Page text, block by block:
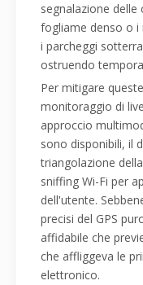
segnalazione
fogliame denso o i
i parcheggi
ostruendo
Per mitigare
monitoraggio di
approccio
sono disponibili, il
triangolazione
sniffing Wi-Fi per
dell'utente.
precisi del GPS
affidabile che
che affliggeva le
elettronico.